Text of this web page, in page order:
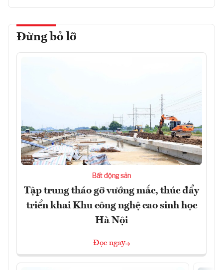
Đừng bỏ lỡ
Bất động sản
Tập trung tháo gỡ vướng mắc, thúc đẩy
triển khai Khu công nghệ cao sinh học
Hà Nội
Đọc ngay